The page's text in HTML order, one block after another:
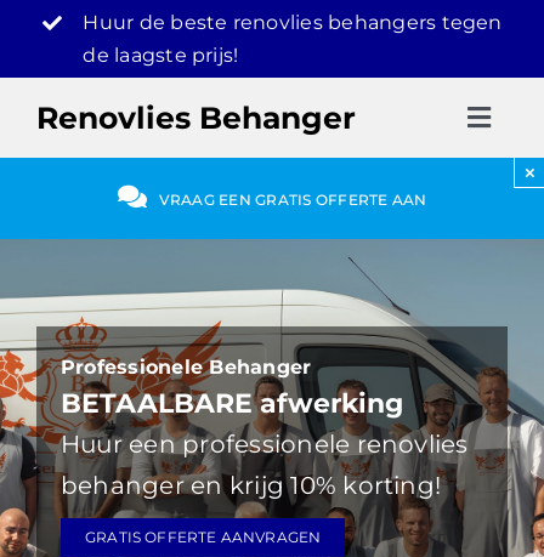
inhoud
Huur de beste renovlies behangers tegen
de laagste prijs!
Renovlies Behanger
030-2072303
VRAAG EEN GRATIS OFFERTE AAN
×
Professionele Behanger
BETAALBARE afwerking
Huur een professionele renovlies
behanger en krijg 10% korting!
GRATIS OFFERTE AANVRAGEN